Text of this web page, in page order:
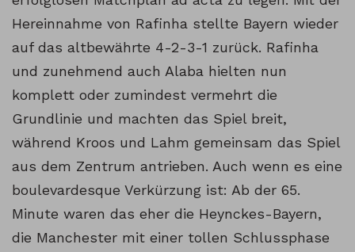
Hereinnahme von Rafinha stellte Bayern wieder
auf das altbewährte 4-2-3-1 zurück. Rafinha
und zunehmend auch Alaba hielten nun
komplett oder zumindest vermehrt die
Grundlinie und machten das Spiel breit,
während Kroos und Lahm gemeinsam das Spiel
aus dem Zentrum antrieben. Auch wenn es eine
boulevardesque Verkürzung ist: Ab der 65.
Minute waren das eher die Heynckes-Bayern,
die Manchester mit einer tollen Schlussphase